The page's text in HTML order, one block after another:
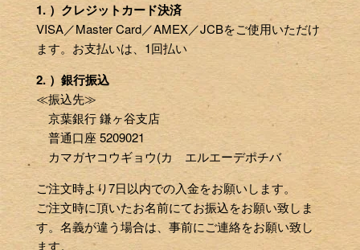
1. ）クレジットカード決済
VISA／Master Card／AMEX／JCBをご使用いただけ
ます。お支払いは、1回払い
2. ）銀行振込
≪振込先≫
京葉銀行 鎌ヶ谷支店
普通口座 5209021
カマガヤコウギョウ(カ エルエーデポチバ
ご注文時より7日以内での入金をお願いします。
ご注文時に頂いたお名前にてお振込をお願い致しま
す。名義が違う場合は、事前にご連絡をお願い致し
ます。